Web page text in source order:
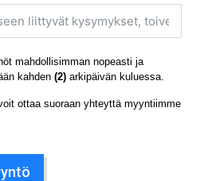
mahdollisimman nopeasti ja
kahden (2) arkipäivän kuluessa.
ottaa suoraan yhteyttä myyntiimme